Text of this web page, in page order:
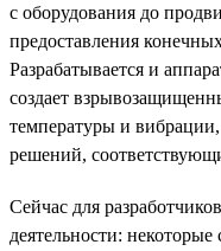
с оборудования до
предоставления
Разрабатывается и
создает
температуры и
решений,
Сейчас для
деятельности: